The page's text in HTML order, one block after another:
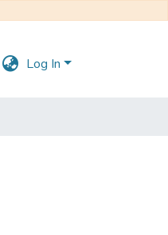
Log In